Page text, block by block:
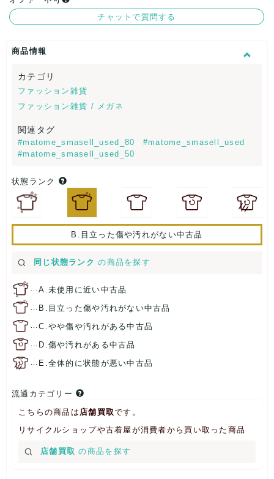
チャットで質問する
商品情報
カテゴリ
ファッション雑貨
ファッション雑貨 / メガネ
関連タグ
#matome_smasell_used_80
#matome_smasell_used
#matome_smasell_used_50
状態ランク
B.目立った傷や汚れがない中古品
同じ状態ランク の商品を探す
…A.未使用に近い中古品
… B.目立った傷や汚れがない中古品
…C.やや傷や汚れがある中古品
… D.傷や汚れがある中古品
… E.全体的に状態が悪い中古品
流通カテゴリー
こちらの商品は 店舗買取です。
リサイクルショップや古着屋が消費者から買い取った商品
店舗買取 の商品を探す